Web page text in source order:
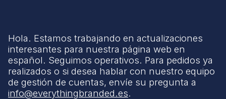
Hola. Estamos trabajando en actualizaciones
interesantes para nuestra página web en
español. Seguimos operativos. Para pedidos ya
realizados o si desea hablar con nuestro equipo
de gestión de cuentas, envíe su pregunta a
info@everythingbranded.es.